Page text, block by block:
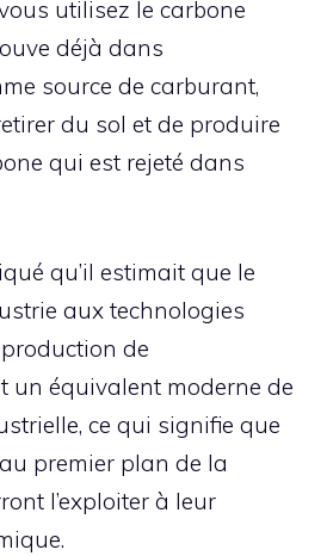
utilisez le carbone
déjà dans
source de carburant,
du sol et de produire
qui est rejeté dans
qu’il estimait que le
aux technologies
de
un équivalent moderne de
ce qui signifie que
premier plan de la
l’exploiter à leur